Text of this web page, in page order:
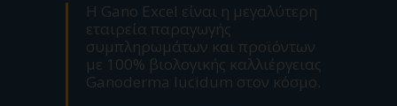
Η Gano Excel είναι η μεγαλύτερη
εταιρεία παραγωγής
συμπληρωμάτων και προϊόντων
με 100% βιολογικής καλλιέργειας
Ganoderma lucidum στον κόσμο.